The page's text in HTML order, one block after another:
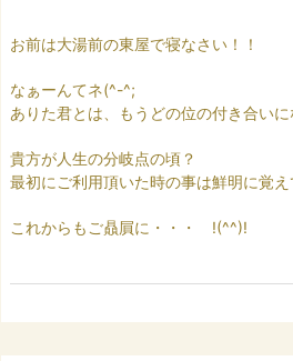
お前は大湯前の東屋で寝なさい！！
なぁーんてネ(^-^;
ありた君とは、もうどの位の付き合い
貴方が人生の分岐点の頃？
最初にご利用頂いた時の事は鮮明に覚え
これからもご贔屓に・・・ !(^^)!